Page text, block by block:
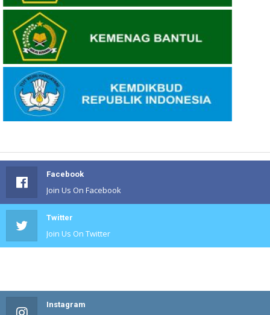
Facebook
Join Us On Facebook
Twitter
Join Us On Twitter
Instagram